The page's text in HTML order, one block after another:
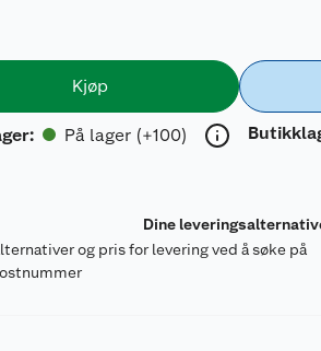
Kjøp
: På lager (+100)
Dine
og pris for levering ved å søke på